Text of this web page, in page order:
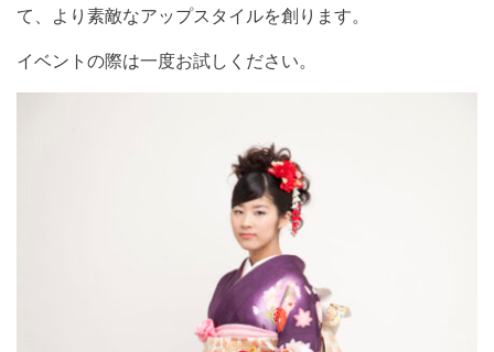
て、より素敵なアップスタイルを創ります。
イベントの際は一度お試しください。